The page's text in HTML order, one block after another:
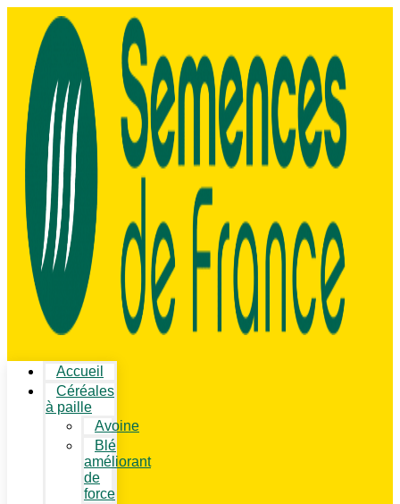
Accueil
Céréales
à paille
Avoine
Blé
améliorant
de
force